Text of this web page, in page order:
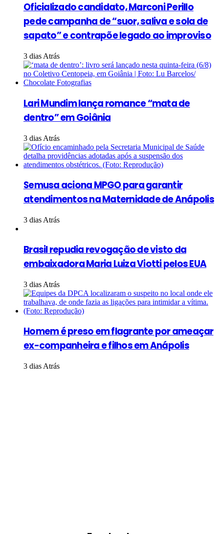
Oficializado candidato, Marconi Perillo
pede campanha de “suor, saliva e sola de
sapato” e contrapõe legado ao improviso
3 dias Atrás
Lari Mundim lança romance “mata de
dentro” em Goiânia
3 dias Atrás
Semusa aciona MPGO para garantir
atendimentos na Maternidade de Anápolis
3 dias Atrás
Brasil repudia revogação de visto da
embaixadora Maria Luiza Viotti pelos EUA
3 dias Atrás
Homem é preso em flagrante por ameaçar
ex-companheira e filhos em Anápolis
3 dias Atrás